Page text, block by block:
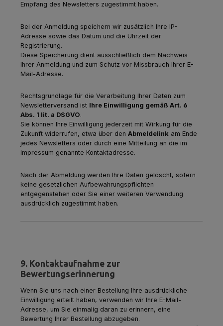
Empfang des Newsletters zugestimmt haben.
Bei der Anmeldung speichern wir zusätzlich Ihre IP-
Adresse sowie das Datum und die Uhrzeit der
Registrierung.
Diese Speicherung dient ausschließlich dem Nachweis
Ihrer Anmeldung und zum Schutz vor Missbrauch Ihrer E-
Mail-Adresse.
Rechtsgrundlage für die Verarbeitung Ihrer Daten zum
Newsletterversand ist Ihre Einwilligung gemäß Art. 6
Abs. 1 lit. a DSGVO.
Sie können Ihre Einwilligung jederzeit mit Wirkung für die
Zukunft widerrufen, etwa über den Abmeldelink am Ende
jedes Newsletters oder durch eine Mitteilung an die im
Impressum genannte Kontaktadresse.
Nach der Abmeldung werden Ihre Daten gelöscht, sofern
keine gesetzlichen Aufbewahrungspflichten
entgegenstehen oder Sie einer weiteren Verwendung
ausdrücklich zugestimmt haben.
9. Kontaktaufnahme zur
Bewertungserinnerung
Wenn Sie uns nach einer Bestellung Ihre ausdrückliche
Einwilligung erteilt haben, verwenden wir Ihre E-Mail-
Adresse, um Sie einmalig daran zu erinnern, eine
Bewertung Ihrer Bestellung abzugeben.